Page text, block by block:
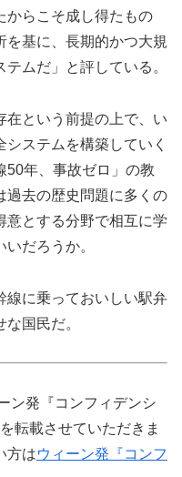
からこそ成し得たもの
を基に、長期的かつ大規
ムだ」と評している。
在という前提の上で、い
ステムを構築していく
50年、事故ゼロ」の教
過去の歴史問題に多くの
意とする分野で相互に学
だろうか。
線に乗っておいしい駅弁
国民だ。
ン発『コンフィデンシ
転載させていただきま
方はウィーン発『コンフ